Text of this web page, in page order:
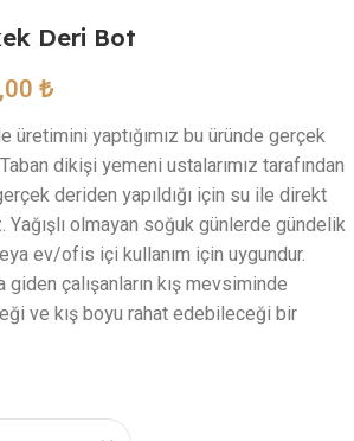
Deri Bot
₺
üretimini yaptığımız bu üründe gerçek
dikişi yemeni ustalarımız tarafından
deriden yapıldığı için su ile direkt
Yağışlı olmayan soğuk günlerde gündelik
ev/ofis içi kullanım için uygundur.
çalışanların kış mevsiminde
ve kış boyu rahat edebileceği bir